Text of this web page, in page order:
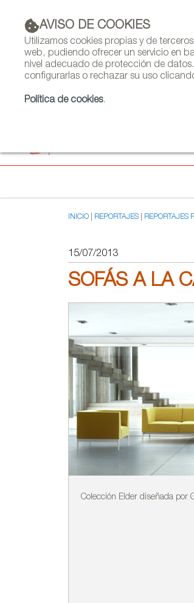
AVISO DE COOKIES
Utilizamos cookies propias y de
web, pudiendo ofrecer un servicio en
nivel adecuado de protección de
configurarlas o rechazar su uso
Política de cookies.
PUBLICIDAD
INICIO REPORTAJES REPORTAJES
15/07/2013
SOFÁS A LA
Colección Elder diseñada por